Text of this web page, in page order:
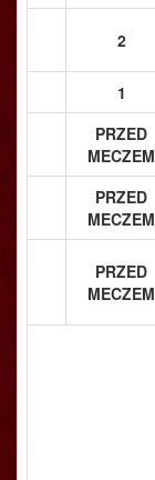
2
1
PRZED
MECZEM
PRZED
MECZEM
PRZED
MECZEM